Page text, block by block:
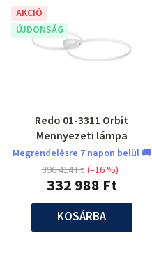
AKCIÓ
ÚJDONSÁG
Redo 01-3311 Orbit
Mennyezeti lámpa
Megrendelèsre 7 napon belül 🚚
332 988 Ft
396 414 Ft (–16 %)
KOSÁRBA